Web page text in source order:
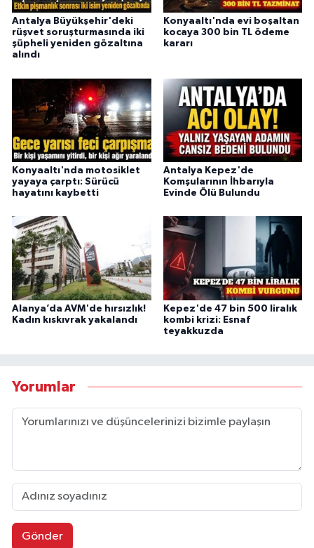
Antalya Büyükşehir'deki
rüşvet soruşturmasında iki
şüpheli yeniden gözaltına
alındı
Konyaaltı'nda evi boşaltan
kocaya 300 bin TL ödeme
kararı
Konyaaltı'nda motosiklet
yayaya çarptı: Sürücü
hayatını kaybetti
Antalya Kepez'de
Komşularının İhbarıyla
Evinde Ölü Bulundu
Alanya’da AVM'de hırsızlık!
Kadın kıskıvrak yakalandı
Kepez'de 47 bin 500 liralık
kombi krizi: Esnaf
teyakkuzda
Yorumlar
Gönder